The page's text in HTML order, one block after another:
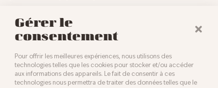
Gérer le
consentement
Pour offrir les meilleures expériences, nous utilisons des
technologies telles que les cookies pour stocker et/ou accéder
aux informations des appareils. Le fait de consentir à ces
technologies nous permettra de traiter des données telles que le